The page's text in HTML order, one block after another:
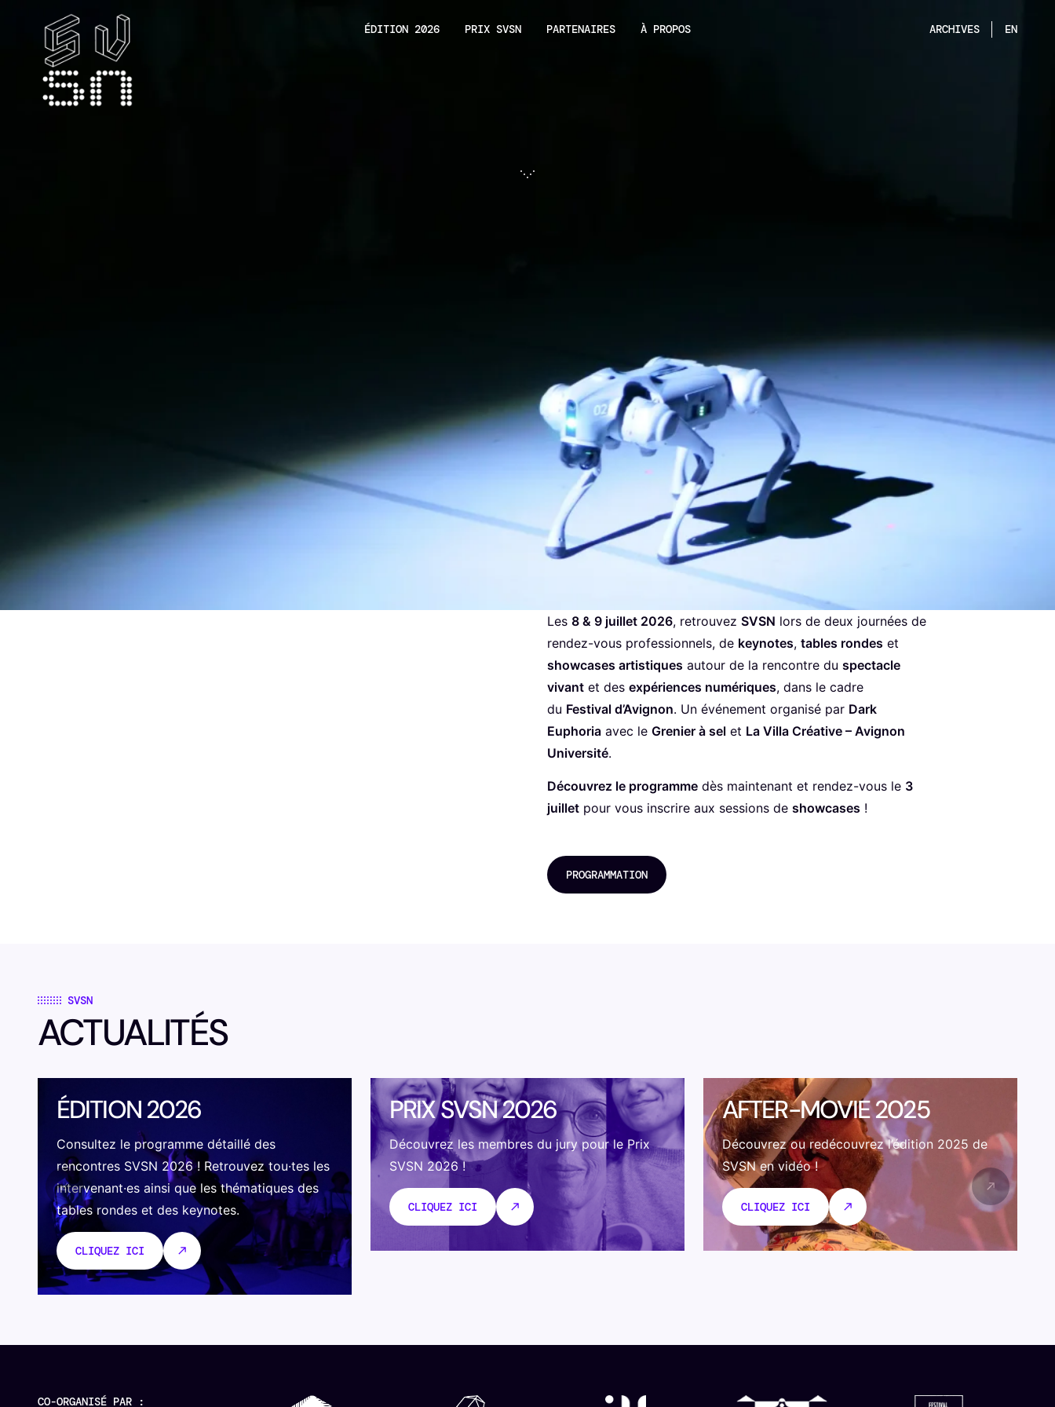
ÉDITION 2026 PRIX SVSN PARTENAIRES À PROPOS ARCHIVES EN
LA RENCONTRE DUSPECTACLE
VIVANTET DESEXPÉRIENCES
NUMÉRIQUES
Les 8 & 9 juillet 2026, retrouvez SVSN lors de deux journées de
rendez-vous professionnels, de keynotes, tables rondes et
showcases artistiques autour de la rencontre du spectacle
vivantet des expériences numériques, dans le cadre
du Festival d’Avignon. Un événement organisé par Dark
Euphoriaavec le Grenier à selet La Villa Créative – Avignon
Université.
Découvrez le programmedès maintenant et rendez-vous le 3
juilletpour vous inscrire aux sessions de showcases !
PROGRAMMATION
SVSN
ACTUALITÉS
ÉDITION 2026
Consultez le programme détaillé des
rencontres SVSN 2026 ! Retrouvez tou·tes les
intervenant·es ainsi que les thématiques des
tables rondes et des keynotes.
CLIQUEZ ICI
PRIX SVSN 2026
Découvrez les membres du jury pour le Prix
SVSN 2026 !
CLIQUEZ ICI
AFTER-MOVIE 2025
Découvrez ou redécouvrez l’édition 2025 de
SVSN en vidéo !
CLIQUEZ ICI
CO-ORGANISÉ PAR :